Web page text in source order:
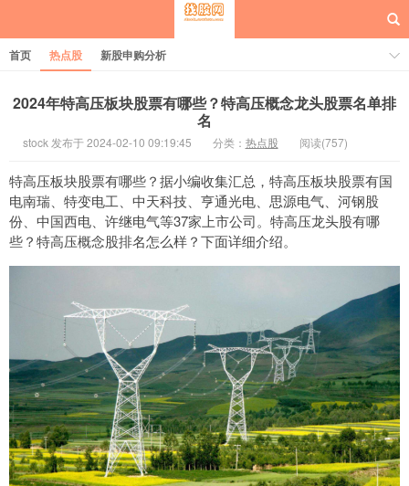
每日概念股
首页 热点股 新股申购分析
2024年特高压板块股票有哪些？特高压概念龙头股票名单排
名
stock 发布于 2024-02-10 09:19:45 分类： 热点股 阅读(757)
特高压板块股票有哪些？据小编收集汇总，特高压板块股票有国
电南瑞、特变电工、中天科技、亨通光电、思源电气、河钢股
份、中国西电、许继电气等37家上市公司。特高压龙头股有哪
些？特高压概念股排名怎么样？下面详细介绍。